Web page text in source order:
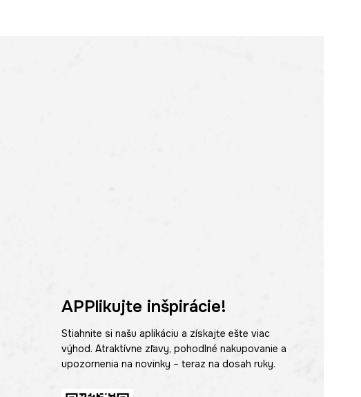
APPlikujte inšpirácie!
Stiahnite si našu aplikáciu a získajte ešte viac
výhod. Atraktívne zľavy, pohodlné nakupovanie a
upozornenia na novinky – teraz na dosah ruky.